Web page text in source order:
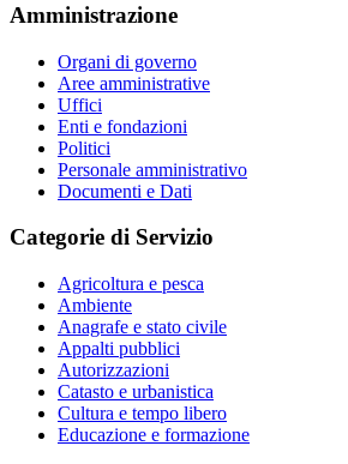
Amministrazione
Organi di governo
Aree amministrative
Uffici
Enti e fondazioni
Politici
Personale amministrativo
Documenti e Dati
Categorie di Servizio
Agricoltura e pesca
Ambiente
Anagrafe e stato civile
Appalti pubblici
Autorizzazioni
Catasto e urbanistica
Cultura e tempo libero
Educazione e formazione